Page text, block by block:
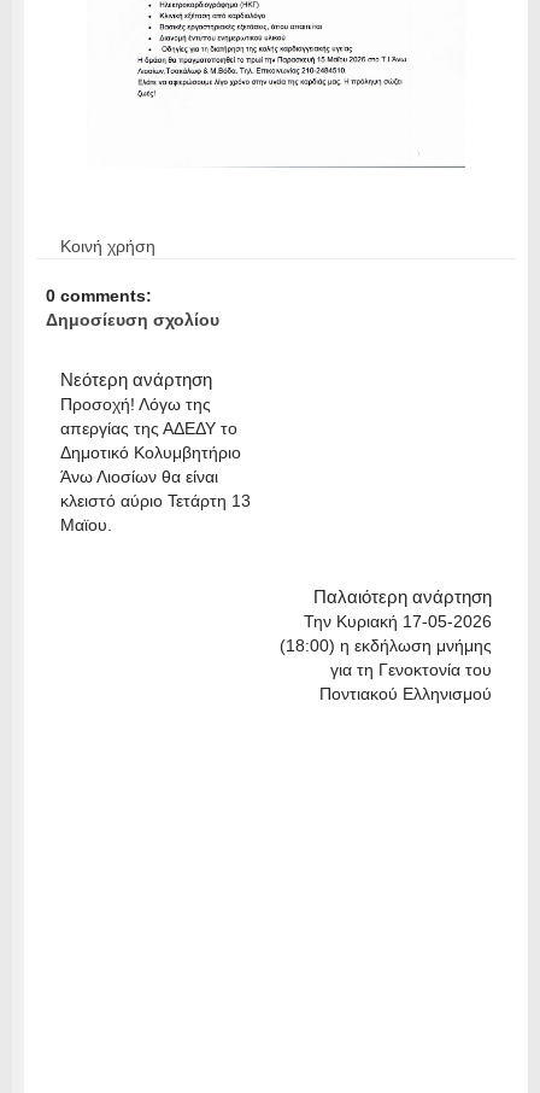
Κοινή χρήση
0 comments:
Δημοσίευση σχολίου
Νεότερη ανάρτηση
Προσοχή! Λόγω της
απεργίας της ΑΔΕΔΥ το
Δημοτικό Κολυμβητήριο
Άνω Λιοσίων θα είναι
κλειστό αύριο Τετάρτη 13
Μαϊου.
Παλαιότερη ανάρτηση
Την Κυριακή 17-05-2026
(18:00) η εκδήλωση μνήμης
για τη Γενοκτονία του
Ποντιακού Ελληνισμού